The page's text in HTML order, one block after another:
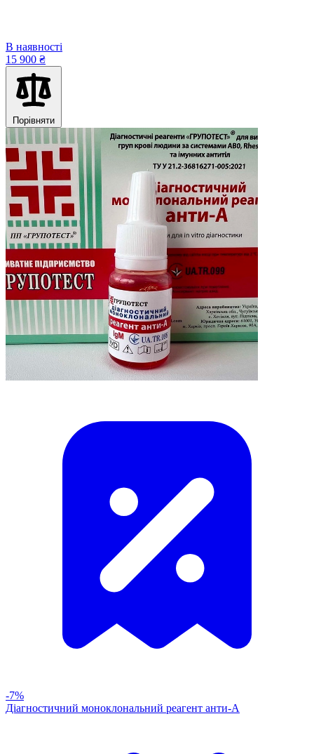
В наявності
15 900 ₴
Порівняти
-7%
Діагностичний моноклональний реагент анти-А